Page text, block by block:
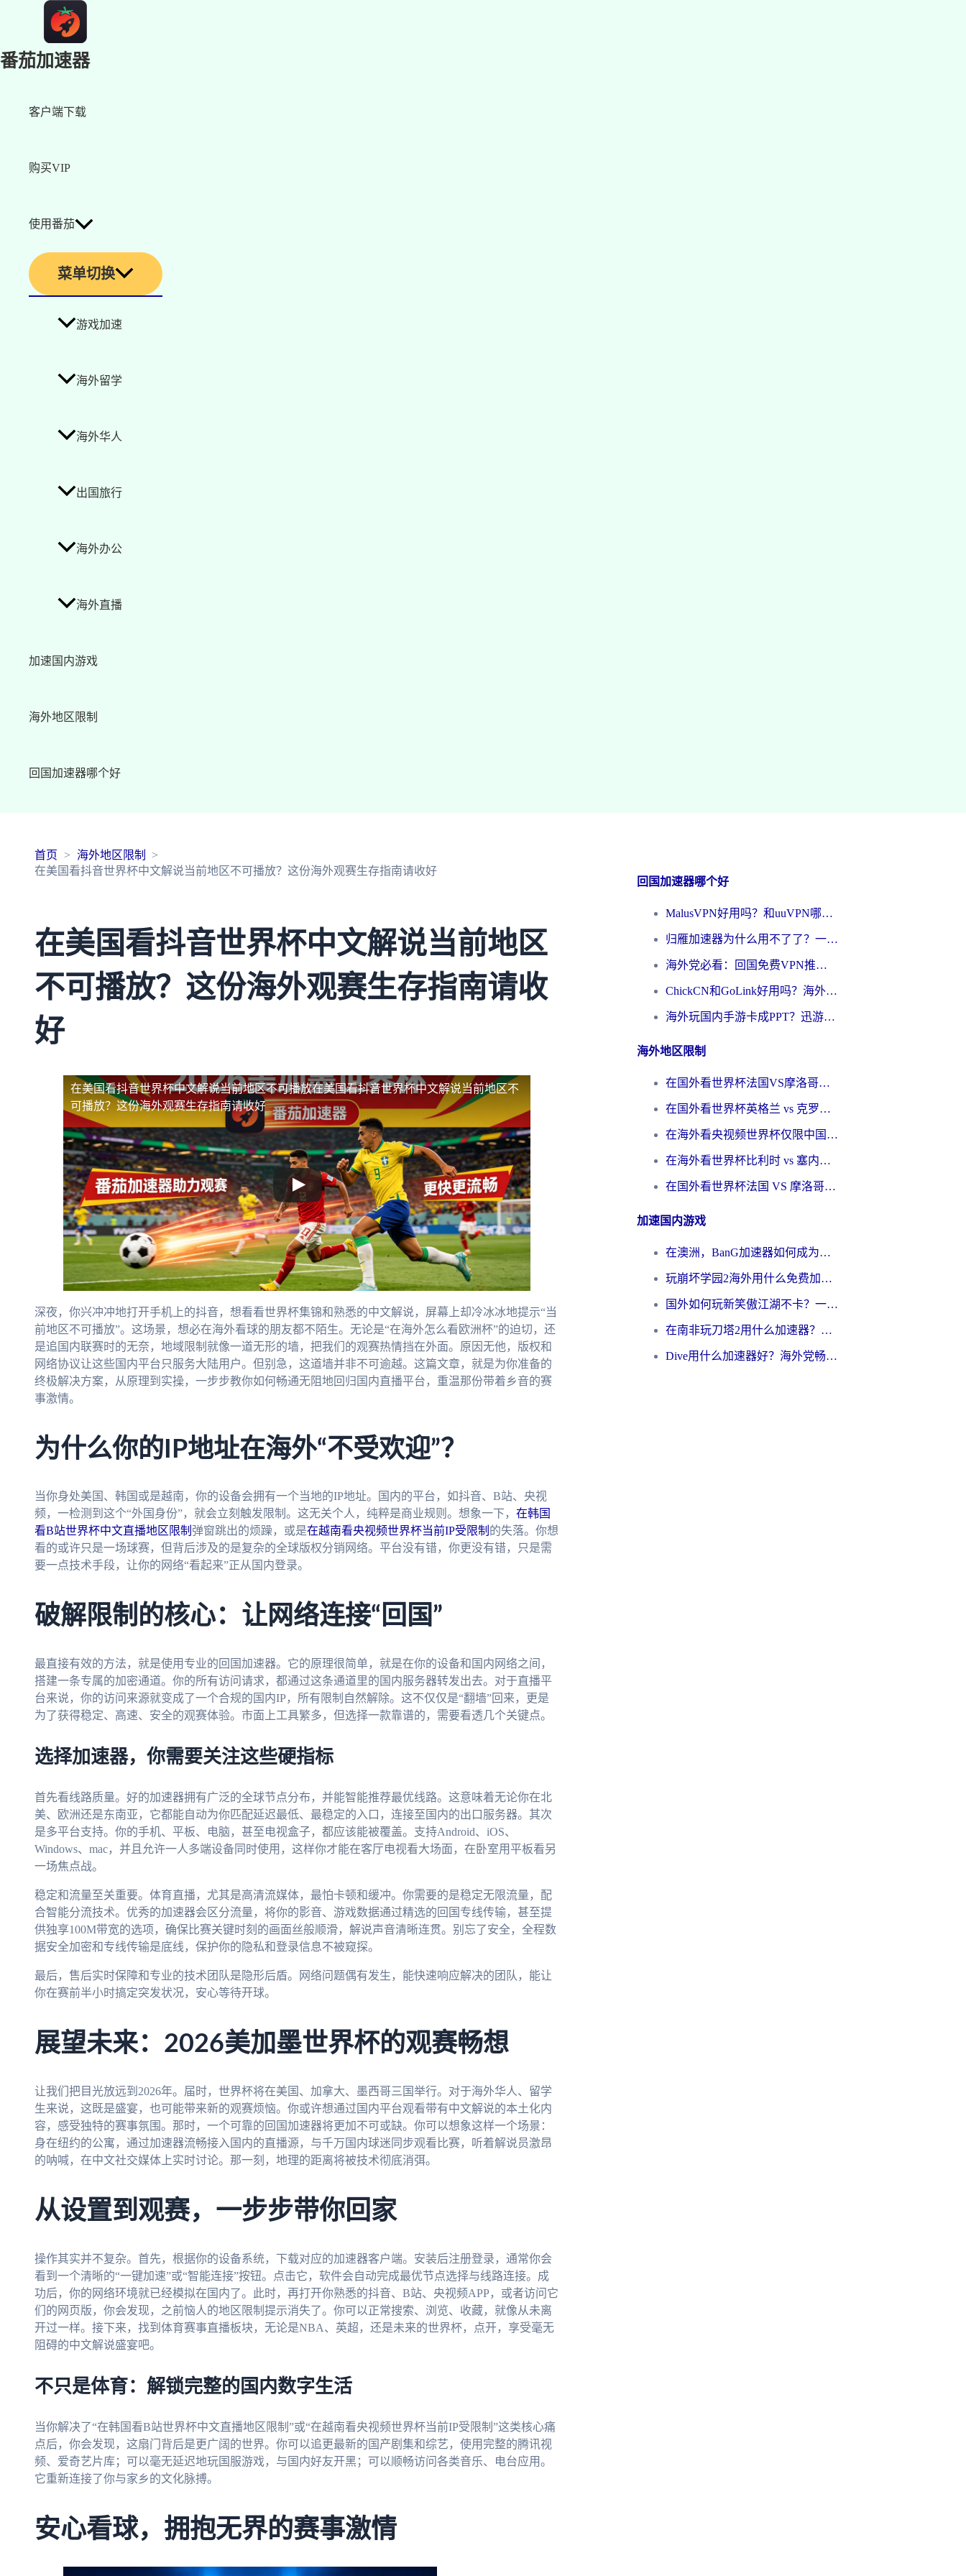
番茄加速器
客户端下载
购买VIP
使用番茄
菜单切换
游戏加速
海外留学
海外华人
出国旅行
海外办公
海外直播
加速国内游戏
海外地区限制
回国加速器哪个好
首页
海外地区限制
在美国看抖音世界杯中文解说当前地区不可播放？这份海外观赛生存指南请收好
在美国看抖音世界杯中文解说当前地区
不可播放？这份海外观赛生存指南请收
好
在美国看抖音世界杯中文解说当前地区不可播放在美国看抖音世界杯中文解说当前地区不
可播放？这份海外观赛生存指南请收好
深夜，你兴冲冲地打开手机上的抖音，想看看世界杯集锦和熟悉的中文解说，屏幕上却冷冰冰地提示“当
前地区不可播放”。这场景，想必在海外看球的朋友都不陌生。无论是“在海外怎么看欧洲杯”的迫切，还
是追国内联赛时的无奈，地域限制就像一道无形的墙，把我们的观赛热情挡在外面。原因无他，版权和
网络协议让这些国内平台只服务大陆用户。但别急，这道墙并非不可逾越。这篇文章，就是为你准备的
终极解决方案，从原理到实操，一步步教你如何畅通无阻地回归国内直播平台，重温那份带着乡音的赛
事激情。
为什么你的IP地址在海外“不受欢迎”？
当你身处美国、韩国或是越南，你的设备会拥有一个当地的IP地址。国内的平台，如抖音、B站、央视
频，一检测到这个“外国身份”，就会立刻触发限制。这无关个人，纯粹是商业规则。想象一下， 在韩国
看B站世界杯中文直播地区限制 弹窗跳出的烦躁，或是在越南看央视频世界杯当前IP受限制 的失落。你想
看的或许只是一场球赛，但背后涉及的是复杂的全球版权分销网络。平台没有错，你更没有错，只是需
要一点技术手段，让你的网络“看起来”正从国内登录。
破解限制的核心：让网络连接“回国”
最直接有效的方法，就是使用专业的回国加速器。它的原理很简单，就是在你的设备和国内网络之间，
搭建一条专属的加密通道。你的所有访问请求，都通过这条通道里的国内服务器转发出去。对于直播平
台来说，你的访问来源就变成了一个合规的国内IP，所有限制自然解除。这不仅仅是“翻墙”回来，更是
为了获得稳定、高速、安全的观赛体验。市面上工具繁多，但选择一款靠谱的，需要看透几个关键点。
选择加速器，你需要关注这些硬指标
首先看线路质量。好的加速器拥有广泛的全球节点分布，并能智能推荐最优线路。这意味着无论你在北
美、欧洲还是东南亚，它都能自动为你匹配延迟最低、最稳定的入口，连接至国内的出口服务器。其次
是多平台支持。你的手机、平板、电脑，甚至电视盒子，都应该能被覆盖。支持Android、iOS、
Windows、mac，并且允许一人多端设备同时使用，这样你才能在客厅电视看大场面，在卧室用平板看另
一场焦点战。
稳定和流量至关重要。体育直播，尤其是高清流媒体，最怕卡顿和缓冲。你需要的是稳定无限流量，配
合智能分流技术。优秀的加速器会区分流量，将你的影音、游戏数据通过精选的回国专线传输，甚至提
供独享100M带宽的选项，确保比赛关键时刻的画面丝般顺滑，解说声音清晰连贯。别忘了安全，全程数
据安全加密和专线传输是底线，保护你的隐私和登录信息不被窥探。
最后，售后实时保障和专业的技术团队是隐形后盾。网络问题偶有发生，能快速响应解决的团队，能让
你在赛前半小时搞定突发状况，安心等待开球。
展望未来：2026美加墨世界杯的观赛畅想
让我们把目光放远到2026年。届时，世界杯将在美国、加拿大、墨西哥三国举行。对于海外华人、留学
生来说，这既是盛宴，也可能带来新的观赛烦恼。你或许想通过国内平台观看带有中文解说的本土化内
容，感受独特的赛事氛围。那时，一个可靠的回国加速器将更加不可或缺。你可以想象这样一个场景：
身在纽约的公寓，通过加速器流畅接入国内的直播源，与千万国内球迷同步观看比赛，听着解说员激昂
的呐喊，在中文社交媒体上实时讨论。那一刻，地理的距离将被技术彻底消弭。
从设置到观赛，一步步带你回家
操作其实并不复杂。首先，根据你的设备系统，下载对应的加速器客户端。安装后注册登录，通常你会
看到一个清晰的“一键加速”或“智能连接”按钮。点击它，软件会自动完成最优节点选择与线路连接。成
功后，你的网络环境就已经模拟在国内了。此时，再打开你熟悉的抖音、B站、央视频APP，或者访问它
们的网页版，你会发现，之前恼人的地区限制提示消失了。你可以正常搜索、浏览、收藏，就像从未离
开过一样。接下来，找到体育赛事直播板块，无论是NBA、英超，还是未来的世界杯，点开，享受毫无
阻碍的中文解说盛宴吧。
不只是体育：解锁完整的国内数字生活
当你解决了“在韩国看B站世界杯中文直播地区限制”或“在越南看央视频世界杯当前IP受限制”这类核心痛
点后，你会发现，这扇门背后是更广阔的世界。你可以追更最新的国产剧集和综艺，使用完整的腾讯视
频、爱奇艺片库；可以毫无延迟地玩国服游戏，与国内好友开黑；可以顺畅访问各类音乐、电台应用。
它重新连接了你与家乡的文化脉搏。
安心看球，拥抱无界的赛事激情
回国加速器哪个好
MalusVPN好用吗？和uuVPN哪个好？海外党无缝访问国内资源的真实对比与选择指南
归雁加速器为什么用不了了？一位海外游子的真实困惑与技术解答
海外党必看：回国免费VPN推荐？别踩坑！教你选对加速器无缝刷国内资源
ChickCN和GoLink好用吗？海外党如何选对回国加速器
海外玩国内手游卡成PPT？迅游和奇游手游哪个好？一篇讲透回国加速器怎么选
海外地区限制
在国外看世界杯法国VS摩洛哥地区限制？这篇指南让你流畅看中文解说无压力
在国外看世界杯英格兰 vs 克罗地亚当前地区不可播放？这篇指南帮你搞定所有海外观赛难题
在海外看央视频世界杯仅限中国大陆？这篇指南帮你解锁中文解说+无卡顿直播
在海外看世界杯比利时 vs 塞内加尔仅限中国大陆？我找到了最流畅的中文解说之路
在国外看世界杯法国 VS 摩洛哥仅限中国大陆？海外党这样看中文解说赛事不卡顿
加速国内游戏
在澳洲，BanG加速器如何成为你国服游戏的“时光机”？
玩崩坏学园2海外用什么免费加速器好？2026海外党亲测国服游戏加速指南
国外如何玩新笑傲江湖不卡？一份给海外游子的终极网络指南
在南非玩刀塔2用什么加速器？一份给海外游子的终极生存指南
Dive用什么加速器好？海外党畅玩国服游戏的终极避坑指南